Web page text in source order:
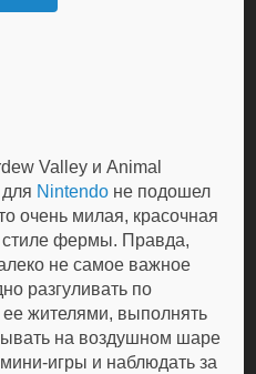
Valley и Animal
Nintendo не подошел
очень милая, красочная
стиле фермы. Правда,
не самое важное
разгуливать по
ее жителями, выполнять
на воздушном шаре
игры и наблюдать за